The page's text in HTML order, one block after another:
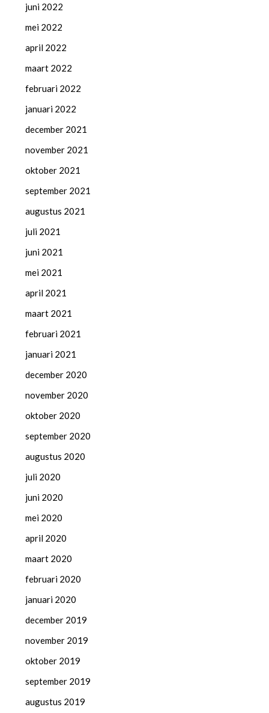
juni 2022
mei 2022
april 2022
maart 2022
februari 2022
januari 2022
december 2021
november 2021
oktober 2021
september 2021
augustus 2021
juli 2021
juni 2021
mei 2021
april 2021
maart 2021
februari 2021
januari 2021
december 2020
november 2020
oktober 2020
september 2020
augustus 2020
juli 2020
juni 2020
mei 2020
april 2020
maart 2020
februari 2020
januari 2020
december 2019
november 2019
oktober 2019
september 2019
augustus 2019